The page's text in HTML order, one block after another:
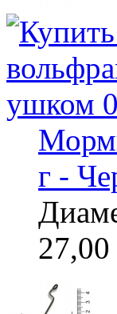
г -
27,00